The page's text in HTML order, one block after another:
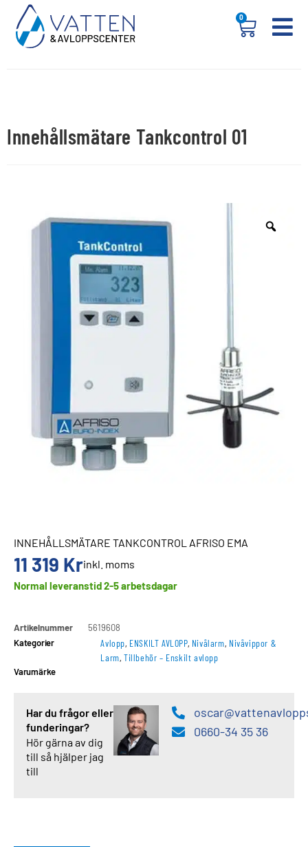
0
Innehållsmätare Tankcontrol 01
INNEHÅLLSMÄTARE TANKCONTROL AFRISO EMA
11 319 Krinkl. moms
Normal leveranstid 2-5 arbetsdagar
Artikelnummer
5619608
Kategorier
Avlopp, ENSKILT AVLOPP, Nivålarm, Nivåvippor &
Larm,Tillbehör – Enskilt avlopp
Varumärke
Har du frågor eller
funderingar?
Hör gärna av dig
till så hjälper jag
till
0660-34 35 36